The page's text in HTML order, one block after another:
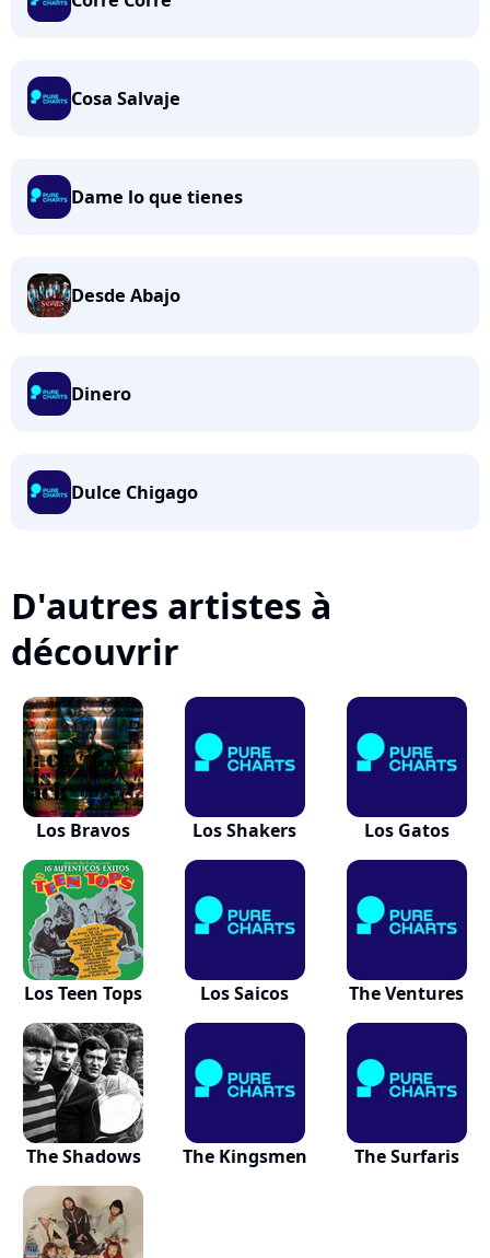
Cosa Salvaje
Dame lo que tienes
Desde Abajo
Dinero
Dulce Chigago
D'autres artistes à
découvrir
Los Bravos Los Shakers Los Gatos
Los Teen Tops Los Saicos The Ventures
The Shadows The Kingsmen The Surfaris